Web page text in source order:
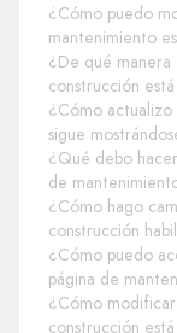
¿Cómo puedo
mantenimiento
¿De qué
construcción
¿Cómo actualizo
sigue
¿Qué debo
de
¿Cómo hago
construcción
¿Cómo puedo
página de
¿Cómo
construcción